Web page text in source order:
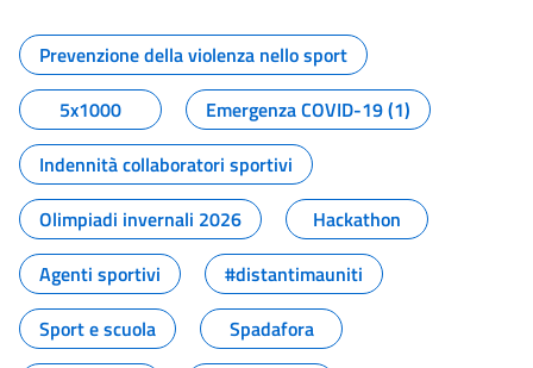
Tutti i contenuti della pagina
Prevenzione della violenza nello sport
5x1000
Emergenza COVID-19 (1)
Indennità collaboratori sportivi
Olimpiadi invernali 2026
Hackathon
Agenti sportivi
#distantimauniti
Sport e scuola
Spadafora